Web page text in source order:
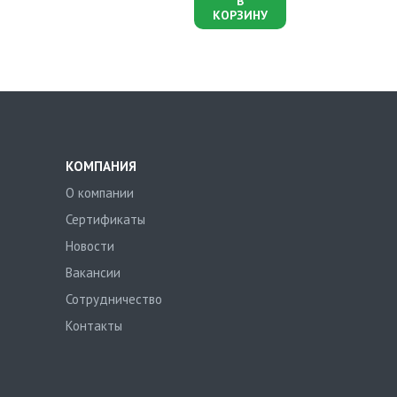
КОРЗИНУ
КОМПАНИЯ
О компании
Сертификаты
Новости
Вакансии
Сотрудничество
Контакты